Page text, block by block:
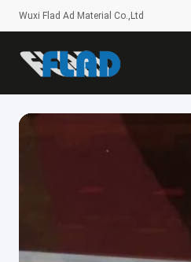
Wuxi Flad Ad Material Co.,Ltd